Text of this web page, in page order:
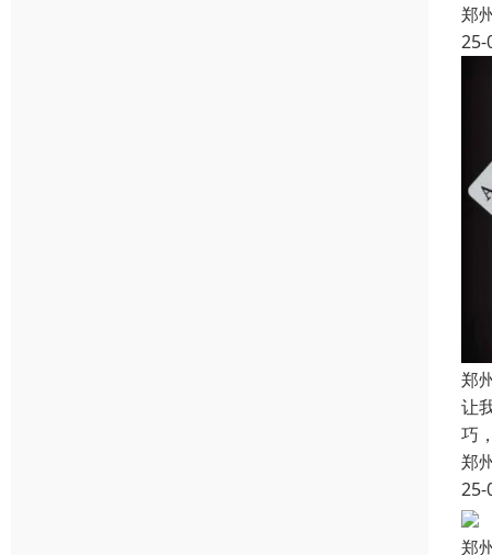
郑
25-
郑
让
巧
郑
25-
郑